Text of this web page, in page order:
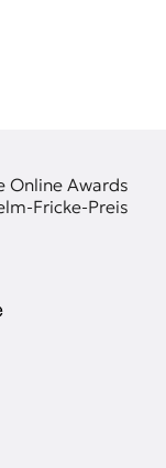
Online Awards
Fricke-Preis